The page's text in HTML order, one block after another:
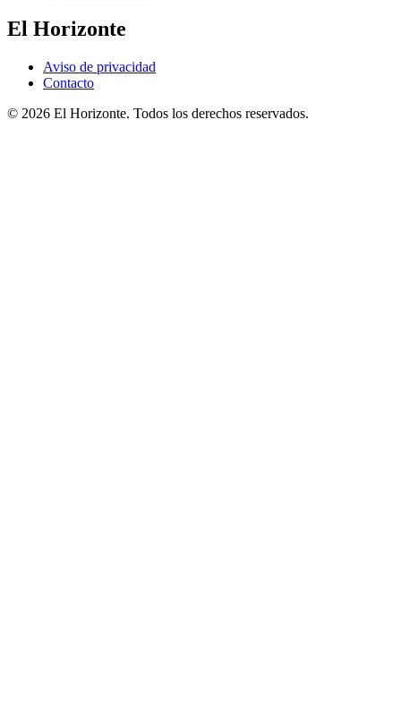
El Horizonte
Aviso de privacidad
Contacto
© 2026 El Horizonte. Todos los derechos reservados.